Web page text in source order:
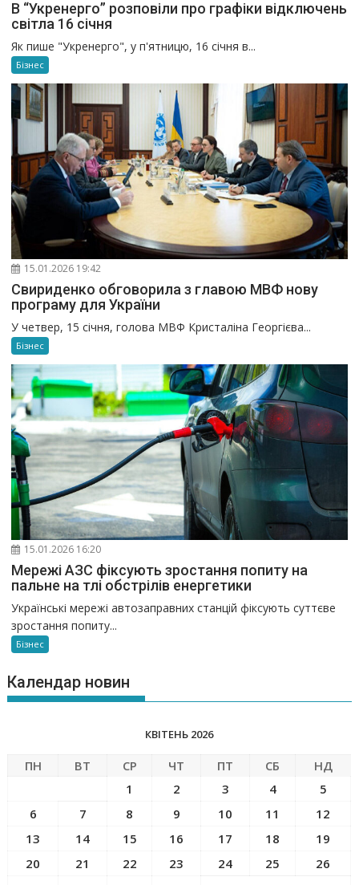
В “Укренерго” розповіли про графіки відключень
світла 16 січня
Як пише "Укренерго", у п'ятницю, 16 січня в...
Бізнес
15.01.2026 19:42
Свириденко обговорила з главою МВФ нову
програму для України
У четвер, 15 січня, голова МВФ Кристаліна Георгієва...
Бізнес
15.01.2026 16:20
Мережі АЗС фіксують зростання попиту на
пальне на тлі обстрілів енергетики
Українські мережі автозаправних станцій фіксують суттєве
зростання попиту...
Бізнес
Календар новин
КВІТЕНЬ 2026
ПН ВТ СР ЧТ ПТ СБ
НД
1
2 3 4
5
6
7 8 9 10 11
12
13
14 15 16 17 18
19
20
21 22 23 24 25
26